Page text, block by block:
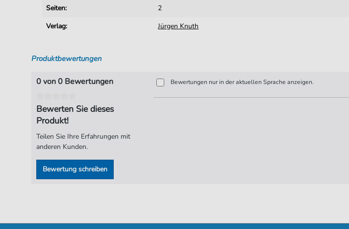
Seiten:
2
Verlag:
Jürgen Knuth
Produktbewertungen
0 von 0 Bewertungen
Bewerten Sie dieses
Produkt!
Teilen Sie Ihre Erfahrungen mit
anderen Kunden.
Bewertung schreiben
Bewertungen nur in der aktuellen Sprache anzeigen.